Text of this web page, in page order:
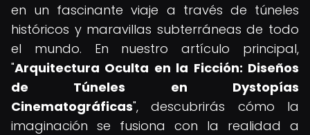
en un fascinante viaje a través de túneles
históricos y maravillas subterráneas de todo
el mundo. En nuestro artículo principal,
"Arquitectura Oculta en la Ficción: Diseños
de Túneles en Dystopías
Cinematográficas", descubrirás cómo la
imaginación se fusiona con la realidad a